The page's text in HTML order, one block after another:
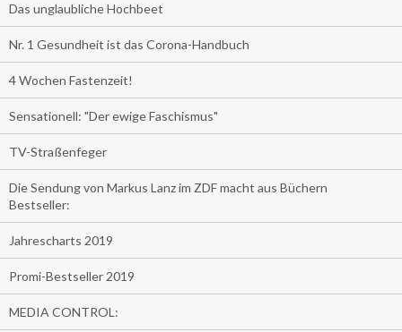
Das unglaubliche Hochbeet
Nr. 1 Gesundheit ist das Corona-Handbuch
4 Wochen Fastenzeit!
Sensationell: "Der ewige Faschismus"
TV-Straßenfeger
Die Sendung von Markus Lanz im ZDF macht aus Büchern
Bestseller:
Jahrescharts 2019
Promi-Bestseller 2019
MEDIA CONTROL: